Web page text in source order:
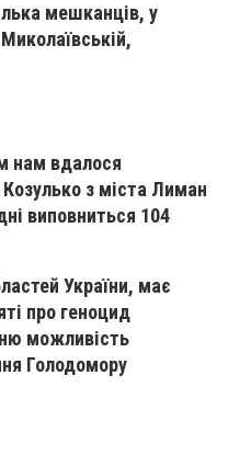
мешканців, у
нам вдалося
з міста Лиман
виповниться 104
України, має
про геноцид
можливість
Голодомору